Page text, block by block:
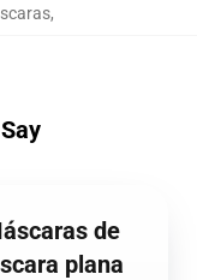
,
de
plana